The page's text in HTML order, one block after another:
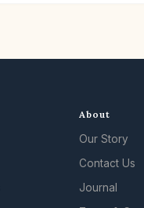
About
Our Story
Contact Us
Journal